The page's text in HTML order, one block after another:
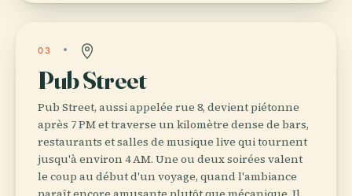
03
Pub Street
Pub Street, aussi appelée rue 8, devient piétonne
après 7 PM et traverse un kilomètre dense de bars,
restaurants et salles de musique live qui tournent
jusqu'à environ 4 AM. Une ou deux soirées valent
le coup au début d'un voyage, quand l'ambiance